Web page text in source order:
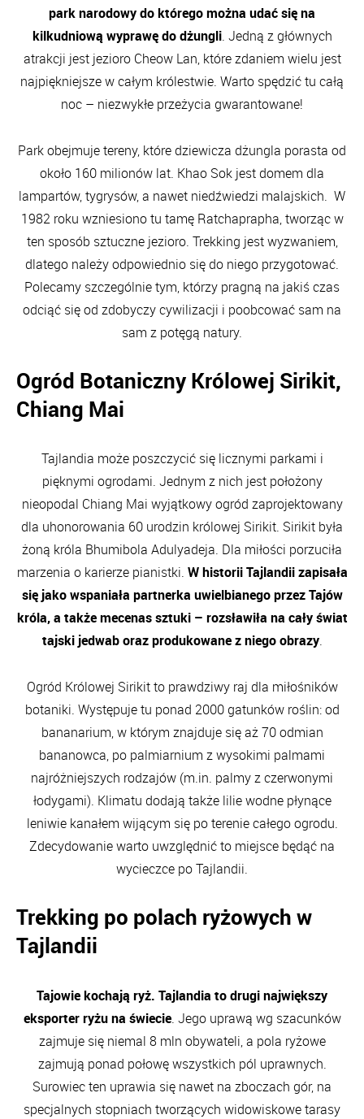
park narodowy do którego można udać się na
kilkudniową wyprawę do dżungli. Jedną z głównych
atrakcji jest jezioro Cheow Lan, które zdaniem wielu jest
najpiękniejsze w całym królestwie. Warto spędzić tu całą
noc – niezwykłe przeżycia gwarantowane!
Park obejmuje tereny, które dziewicza dżungla porasta od
około 160 milionów lat. Khao Sok jest domem dla
lampartów, tygrysów, a nawet niedźwiedzi malajskich. W
1982 roku wzniesiono tu tamę Ratchaprapha, tworząc w
ten sposób sztuczne jezioro. Trekking jest wyzwaniem,
dlatego należy odpowiednio się do niego przygotować.
Polecamy szczególnie tym, którzy pragną na jakiś czas
odciąć się od zdobyczy cywilizacji i poobcować sam na
sam z potęgą natury.
Ogród Botaniczny Królowej Sirikit,
Chiang Mai
Tajlandia może poszczycić się licznymi parkami i
pięknymi ogrodami. Jednym z nich jest położony
nieopodal Chiang Mai wyjątkowy ogród zaprojektowany
dla uhonorowania 60 urodzin królowej Sirikit. Sirikit była
żoną króla Bhumibola Adulyadeja. Dla miłości porzuciła
marzenia o karierze pianistki. W historii Tajlandii zapisała
się jako wspaniała partnerka uwielbianego przez Tajów
króla, a także mecenas sztuki – rozsławiła na cały świat
tajski jedwab oraz produkowane z niego obrazy.
Ogród Królowej Sirikit to prawdziwy raj dla miłośników
botaniki. Występuje tu ponad 2000 gatunków roślin: od
bananarium, w którym znajduje się aż 70 odmian
bananowca, po palmiarnium z wysokimi palmami
najróżniejszych rodzajów (m.in. palmy z czerwonymi
łodygami). Klimatu dodają także lilie wodne płynące
leniwie kanałem wijącym się po terenie całego ogrodu.
Zdecydowanie warto uwzględnić to miejsce będąć na
wycieczce po Tajlandii.
Trekking po polach ryżowych w
Tajlandii
Tajowie kochają ryż. Tajlandia to drugi największy
eksporter ryżu na świecie. Jego uprawą wg szacunków
zajmuje się niemal 8 mln obywateli, a pola ryżowe
zajmują ponad połowę wszystkich pól uprawnych.
Surowiec ten uprawia się nawet na zboczach gór, na
specjalnych stopniach tworzących widowiskowe tarasy